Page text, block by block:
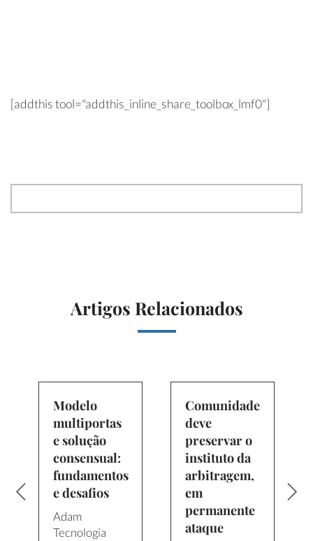
[addthis tool="addthis_inline_share_toolbox_lmf0"]
Artigos Relacionados
Modelo
multiportas
e solução
consensual:
fundamentos
e desafios
Adam
Tecnologia
Comunidade
deve
preservar o
instituto da
arbitragem,
em
permanente
ataque